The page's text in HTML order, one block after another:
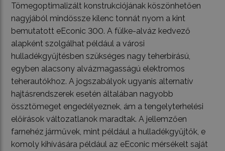
Tömegoptimalizált konstrukciójának köszönhetően
nagyjából mindössze kilenc tonnát nyom a kint
bemutatott eEconic 300. A fülke-alváz kedvező
alapként szolgálhat például a városi
hulladékgyűjtésben szükséges nagy teherbírású,
egyben alacsony alvázmagasságú elektromos
teherautókhoz. A jogszabályok ugyanis alternatív
hajtásrendszerek esetén általában nagyobb
össztömeget engedélyeznek, ám a tengelyterhelési
előírások változatlanok maradtak. A jellemzően
farnehéz járművek, mint például a hulladékgyűjtők, e
komoly kihívására például az eEconic mérsékelt saját